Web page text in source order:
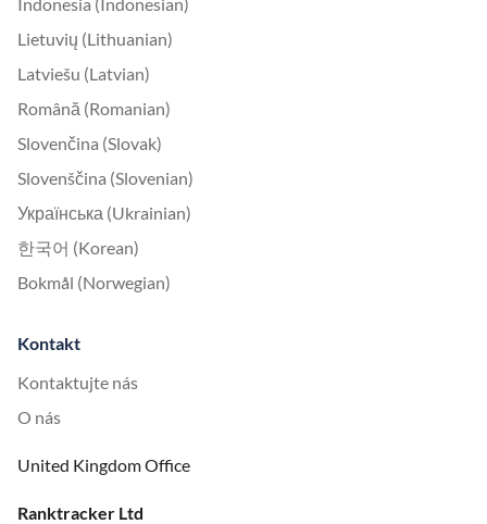
Lietuvių (Lithuanian)
Latviešu (Latvian)
Română (Romanian)
Slovenčina (Slovak)
Slovenščina (Slovenian)
Українська (Ukrainian)
한국어 (Korean)
Bokmål (Norwegian)
Kontakt
Kontaktujte nás
O nás
United Kingdom Office
Ranktracker Ltd